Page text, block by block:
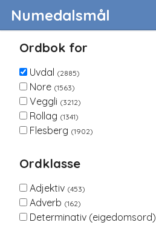
Numedalsmål
Ordbok for
Uvdal (2885)
Nore (1563)
Veggli (3212)
Rollag (1341)
Flesberg (1902)
Ordklasse
Adjektiv (453)
Adverb (162)
Determinativ (eigedomsord)